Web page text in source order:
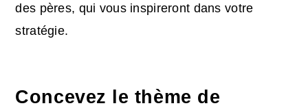
des pères, qui vous inspireront dans votre
stratégie.
Concevez le thème de